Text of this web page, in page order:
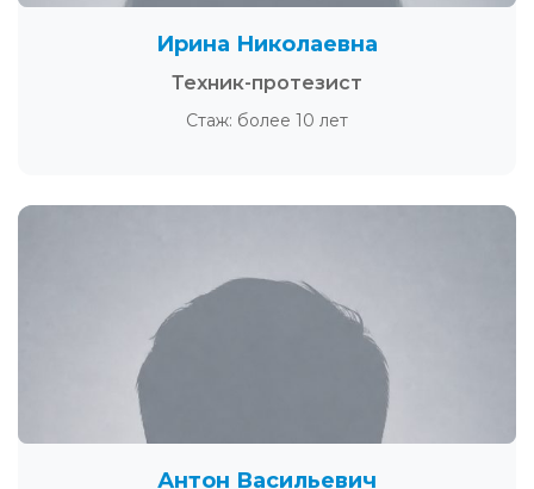
Ирина Николаевна
Техник-протезист
Стаж: более 10 лет
Антон Васильевич